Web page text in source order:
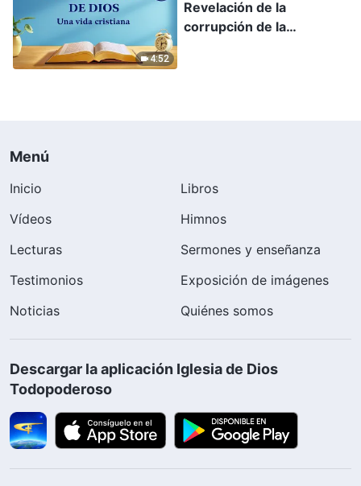
4:52
Revelación de la
corrupción de la
Menú
Inicio
Libros
Vídeos
Himnos
Lecturas
Sermones y enseñanza
Testimonios
Exposición de imágenes
Noticias
Quiénes somos
Descargar la aplicación Iglesia de Dios
Todopoderoso